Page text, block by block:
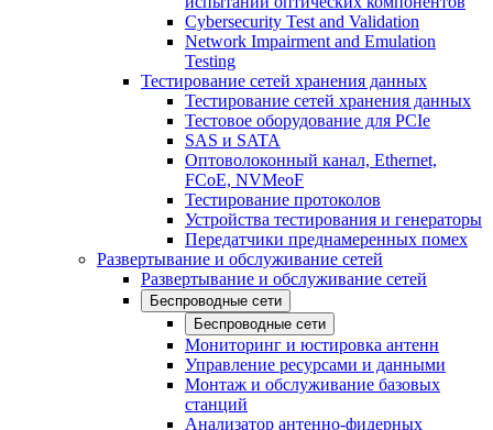
Cybersecurity Test and Validation
Network Impairment and Emulation
Testing
Тестирование сетей хранения данных
Тестирование сетей хранения данных
Тестовое оборудование для PCIe
SAS и SATA
Оптоволоконный канал, Ethernet,
FCoE, NVMeoF
Тестирование протоколов
Устройства тестирования и генераторы
Передатчики преднамеренных помех
Развертывание и обслуживание сетей
Развертывание и обслуживание сетей
Беспроводные сети
Беспроводные сети
Мониторинг и юстировка антенн
Управление ресурсами и данными
Монтаж и обслуживание базовых
станций
Анализатор антенно-фидерных